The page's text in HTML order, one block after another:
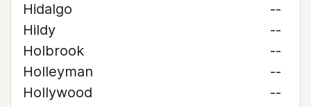
Hidalgo
--
Hildy
--
Holbrook
--
Holleyman
--
Hollywood
--